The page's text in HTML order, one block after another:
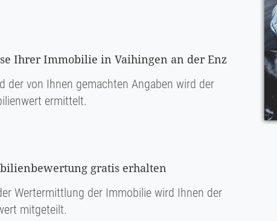
Ihrer Immobilie in Vaihingen an der Enz
der von Ihnen gemachten Angaben wird der
ermittelt.
gratis erhalten
Wertermittlung der Immobilie wird Ihnen der
mitgeteilt.